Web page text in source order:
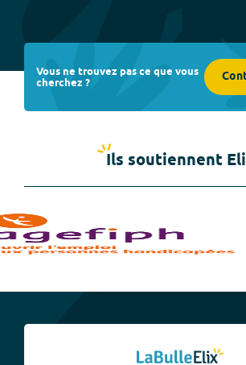
Vous ne trouvez pas ce que vous
cherchez ?
Ils soutiennent